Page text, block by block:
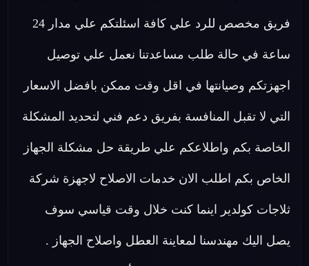
فريق مخصص للرد علي كافة اسئلتكم علي مدار 24
ساعة في حالة طلب مساعدتنا نعمل علي توصيل
اجهزتكم وصيانتها في اقل وقت ممكن بافضل الاسعار
التي لا تقبل المنافسة بفريق دعم فني لتحديد المشكلة
الخاصة بكم واطلاعكم علي طريقة حل مشكلة الجهاز
الخاص بكم اطلب الان خدمات الاصلاح لاجهزة شركة
ثلاجات كولدير اينما كنت خلال وقت قياسي سوف
يصل اليك مهندسنا لمعاينة العطل واصلاح الجهاز .